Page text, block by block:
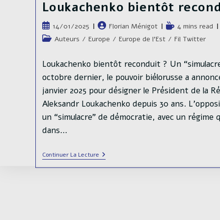
Loukachenko bientôt
Publication
publiée :
14/01/2025
Auteur/autrice
de
Florian Ménigot
Temps
de
4 mins read
PostAuteurs / Europe / Europe de l'Est / Fil Twitter
Loukachenko bientôt reconduit ? Un
octobre dernier, le pouvoir biélorusse a
janvier 2025 pour désigner le Président de la
Aleksandr Loukachenko depuis 30 ans.
un “simulacre” de démocratie, avec un régime
dans…
Continuer La LectureLoukachenko
Bientôt
Reconduit